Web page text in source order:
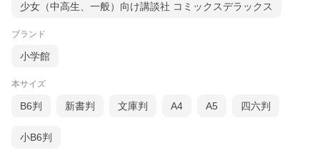
少女（中高生、一般）向け講談社 コミックスデラックス
ブランド
小学館
本サイズ
B6判 新書判 文庫判 A4 A5 四六判
小B6判